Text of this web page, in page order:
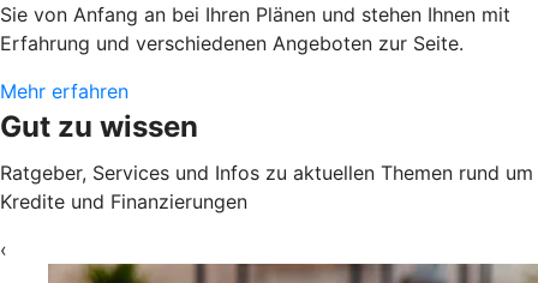
Sie von Anfang an bei Ihren Plänen und stehen Ihnen mit
Erfahrung und verschiedenen Angeboten zur Seite.
Mehr erfahren
Gut zu wissen
Ratgeber, Services und Infos zu aktuellen Themen rund um
Kredite und Finanzierungen
‹